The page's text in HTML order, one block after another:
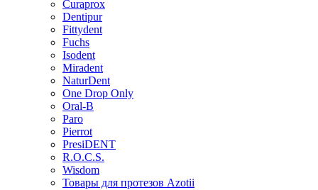
Curaprox
Dentipur
Fittydent
Fuchs
Isodent
Miradent
NaturDent
One Drop Only
Oral-B
Paro
Pierrot
PresiDENT
R.O.C.S.
Wisdom
Товары для протезов Azotii